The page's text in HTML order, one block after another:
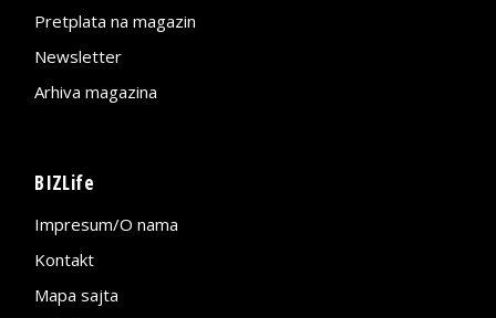
Pretplata na magazin
Newsletter
Arhiva magazina
BIZLife
Impresum/O nama
Kontakt
Mapa sajta